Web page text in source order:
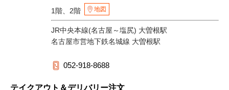
1階、2階
地図
JR中央本線(名古屋～塩尻) 大曽根駅
名古屋市営地下鉄名城線 大曽根駅
052-918-8688
テイクアウト＆デリバリー注文